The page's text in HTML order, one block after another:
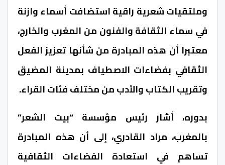
وملتقيات شعرية راقية استضافت أسماء وازنة
في سماء الثقافة والفنون من المغرب والخارج،
معتبرا أن هذه المبادرة من شأنها تعزيز الفعل
الثقافي بفضاءات الاصطياف بمدينة المضيق
وتقريب الكتاب والأدب من مختلف فئات القراء.
بدوره، أشار رئيس مؤسسة “بيت الشعر”
بالمغرب، مراد القادري، إلى أن هذه المبادرة
تساهم في استعادة الفضاءات الثقافية